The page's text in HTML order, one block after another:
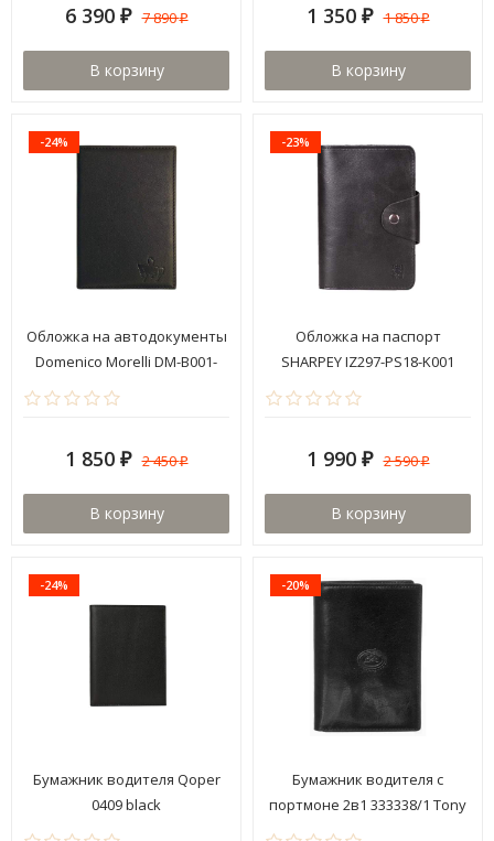
6 390 ₽ 7 890₽
В корзину
1 350 ₽ 1 850₽
В корзину
-24%
Обложка на автодокументы
Domenico Morelli DM-B001-
K02-C
1 850 ₽ 2 450₽
В корзину
-23%
Обложка на паспорт
SHARPEY IZ297-PS18-K001
1 990 ₽ 2 590₽
В корзину
-24%
Бумажник водителя Qoper
0409 black
-20%
Бумажник водителя с
портмоне 2в1 333338/1 Tony
Perotti